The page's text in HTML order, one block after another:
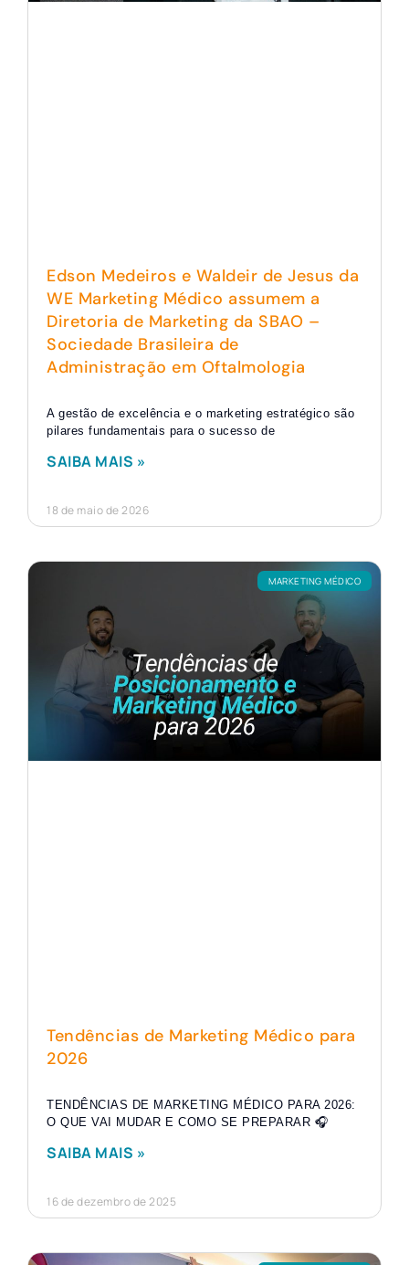
Edson Medeiros e Waldeir de Jesus da
WE Marketing Médico assumem a
Diretoria de Marketing da SBAO –
Sociedade Brasileira de
Administração em Oftalmologia
A gestão de excelência e o marketing estratégico são
pilares fundamentais para o sucesso de
SAIBA MAIS »
18 de maio de 2026
MARKETING MÉDICO
Tendências de Marketing Médico para
2026
TENDÊNCIAS DE MARKETING MÉDICO PARA 2026:
O QUE VAI MUDAR E COMO SE PREPARAR 🎧
SAIBA MAIS »
16 de dezembro de 2025